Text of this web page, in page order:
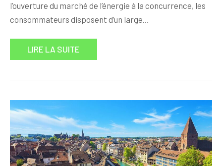
l’ouverture du marché de l’énergie à la concurrence, les
consommateurs disposent d’un large…
LIRE LA SUITE